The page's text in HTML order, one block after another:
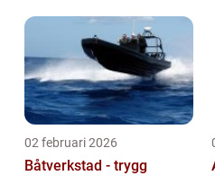
02 februari 2026
Båtverkstad - trygg